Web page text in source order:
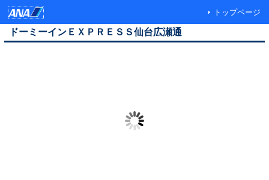
トップページ
ドーミーインＥＸＰＲＥＳＳ仙台広瀬通